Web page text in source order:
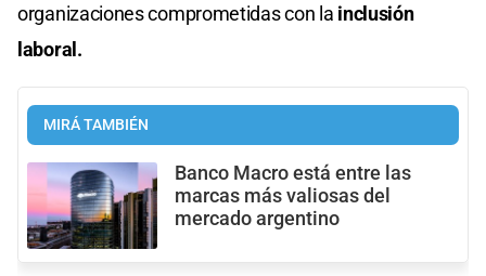
organizaciones comprometidas con la inclusión
laboral.
MIRÁ TAMBIÉN
Banco Macro está entre las
marcas más valiosas del
mercado argentino